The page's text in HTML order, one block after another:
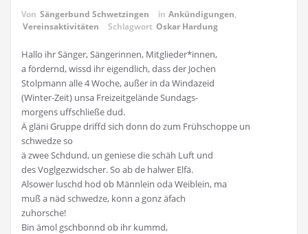
Von Sängerbund Schwetzingen in Ankündigungen,
Vereinsaktivitäten
Schlagwort Oskar Hardung
Hallo ihr Sänger, Sängerinnen, Mitglieder*innen,
a fördernd, wissd ihr eigendlich, dass der Jochen
Stolpmann alle 4 Woche, außer in da Windazeid
(Winter-Zeit) unsa Freizeitgelände Sundags-
morgens uffschließe dud.
Ä gläni Gruppe driffd sich donn do zum Frühschoppe un
schwedze so
ä zwee Schdund, un geniese die schäh Luft und
des Voglgezwidscher. So ab de halwer Elfä.
Alsower luschd hod ob Männlein oda Weiblein, ma
muß a näd schwedze, konn a gonz äfach
zuhorsche!
Bin ämol gschbonnd ob ihr kummd,